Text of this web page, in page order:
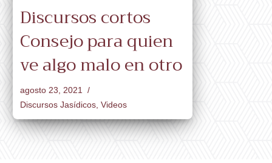
Discursos cortos
Consejo para quien
ve algo malo en otro
agosto 23, 2021
Discursos Jasídicos Videos